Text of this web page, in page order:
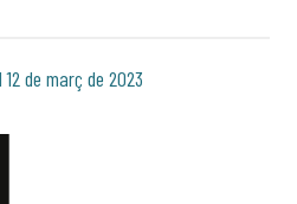
de març de 2023